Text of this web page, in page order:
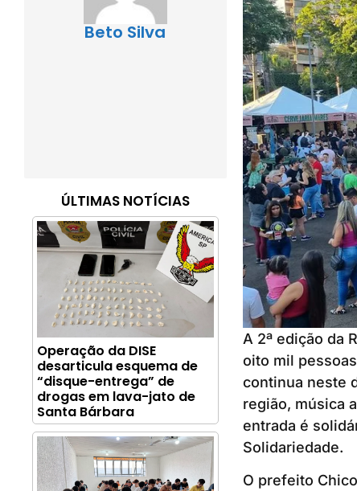
Beto Silva
ÚLTIMAS NOTÍCIAS
Operação da DISE
desarticula esquema de
“disque-entrega” de
drogas em lava-jato de
Santa Bárbara
A 2ª edição da
oito mil
continua neste
região, música
entrada é
Solidariedade.
O prefeito